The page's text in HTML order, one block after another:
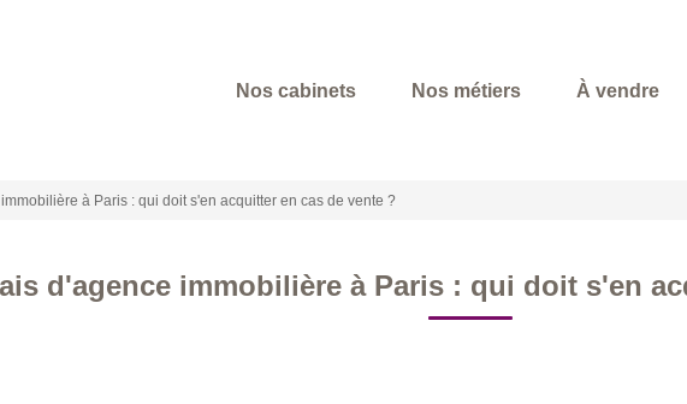
Nos cabinets Nos métiers À vendre
à Paris : qui doit s'en acquitter en cas de vente ?
d'agence immobilière à Paris : qui doit s'en